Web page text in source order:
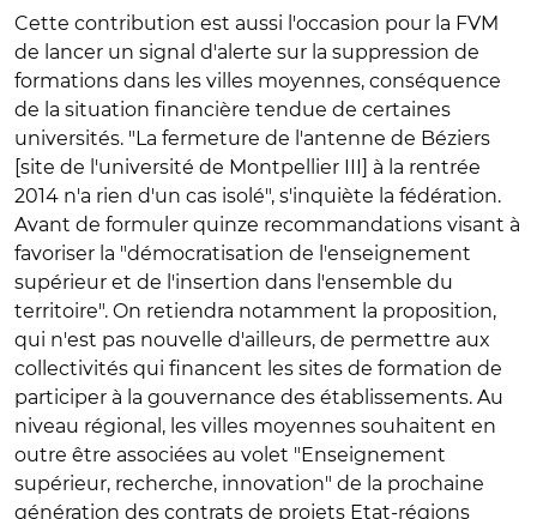
Cette contribution est aussi l'occasion pour la FVM
de lancer un signal d'alerte sur la suppression de
formations dans les villes moyennes, conséquence
de la situation financière tendue de certaines
universités. "La fermeture de l'antenne de Béziers
[site de l'université de Montpellier III] à la rentrée
2014 n'a rien d'un cas isolé", s'inquiète la fédération.
Avant de formuler quinze recommandations visant à
favoriser la "démocratisation de l'enseignement
supérieur et de l'insertion dans l'ensemble du
territoire". On retiendra notamment la proposition,
qui n'est pas nouvelle d'ailleurs, de permettre aux
collectivités qui financent les sites de formation de
participer à la gouvernance des établissements. Au
niveau régional, les villes moyennes souhaitent en
outre être associées au volet "Enseignement
supérieur, recherche, innovation" de la prochaine
génération des contrats de projets Etat-régions